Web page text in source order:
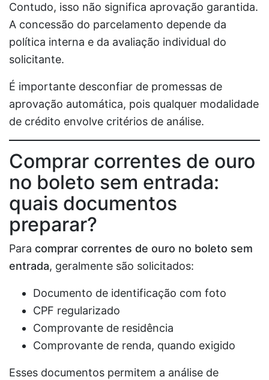
Contudo, isso não significa aprovação garantida.
A concessão do parcelamento depende da
política interna e da avaliação individual do
solicitante.
É importante desconfiar de promessas de
aprovação automática, pois qualquer modalidade
de crédito envolve critérios de análise.
Comprar correntes de ouro
no boleto sem entrada:
quais documentos
preparar?
Para comprar correntes de ouro no boleto sem
entrada, geralmente são solicitados:
Documento de identificação com foto
CPF regularizado
Comprovante de residência
Comprovante de renda, quando exigido
Esses documentos permitem a análise de